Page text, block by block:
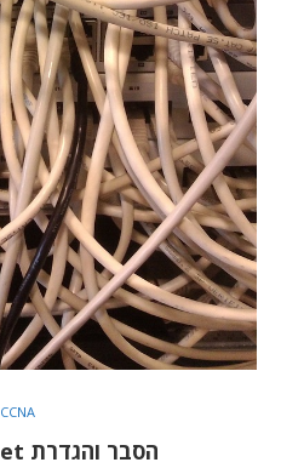
CCNA
הסבר והגדרת Telnet בSwitch